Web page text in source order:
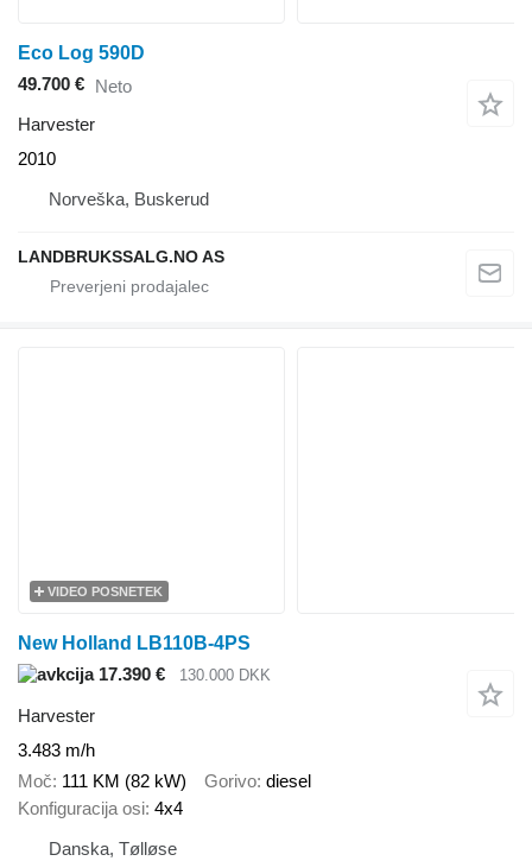
Eco Log 590D
49.700 € Neto
Harvester
2010
Norveška, Buskerud
LANDBRUKSSALG.NO AS
VIDEO POSNETEK
New Holland LB110B-4PS
17.390 €
130.000 DKK
Harvester
3.483 m/h
Moč 111 KM (82 kW) Gorivo diesel
Konfiguracija osi 4x4
Danska, Tølløse